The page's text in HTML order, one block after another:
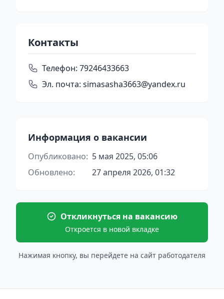
Контакты
Телефон: 79246433663
Эл. почта: simasasha3663@yandex.ru
Информация о вакансии
Опубликовано: 5 мая 2025, 05:06
Обновлено:
27 апреля 2026, 01:32
Откликнуться на вакансию
Откроется в новой вкладке
Нажимая кнопку, вы перейдете на сайт работодателя